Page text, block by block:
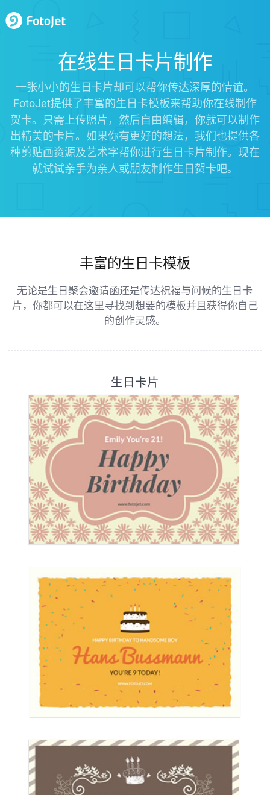
在线生日卡片制作
一张小小的生日卡片却可以帮你传达深厚的情谊。
FotoJet提供了丰富的生日卡模板来帮助你在线制作
贺卡。只需上传照片，然后自由编辑，你就可以制作
出精美的卡片。如果你有更好的想法，我们也提供各
种剪贴画资源及艺术字帮你进行生日卡片制作。现在
就试试亲手为亲人或朋友制作生日贺卡吧。
丰富的生日卡模板
无论是生日聚会邀请函还是传达祝福与问候的生日卡
片，你都可以在这里寻找到想要的模板并且获得你自己
的创作灵感。
生日卡片